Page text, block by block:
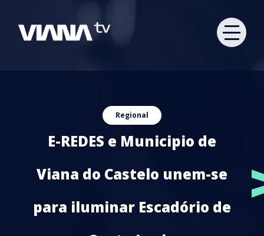
Regional
E-REDES e Municipio de
Viana do Castelo unem-se
para iluminar Escadório de